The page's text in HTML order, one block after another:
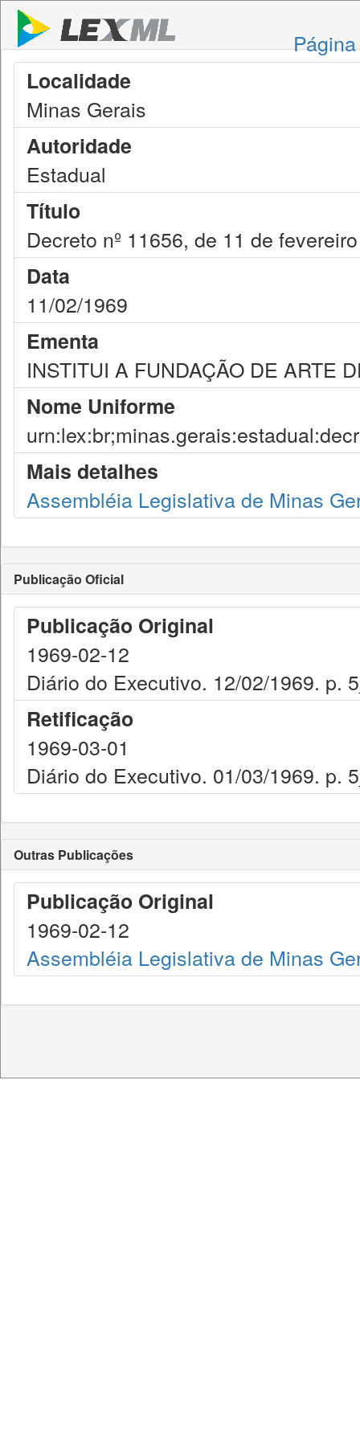
Localidade
Minas Gerais
Autoridade
Estadual
Título
Decreto nº 11656, de 11 de
Data
11/02/1969
Ementa
INSTITUI A FUNDAÇÃO DE ARTE
Nome Uniforme
Mais detalhes
Assembléia Legislativa de Minas
Publicação Oficial
Publicação Original
1969-02-12
Diário do Executivo. 12/02/1969. p.
Retificação
1969-03-01
Diário do Executivo. 01/03/1969. p.
Outras Publicações
Publicação Original
1969-02-12
Assembléia Legislativa de Minas